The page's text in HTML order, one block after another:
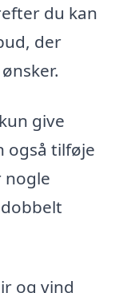
du kan
der
give
også tilføje
nogle
og vind